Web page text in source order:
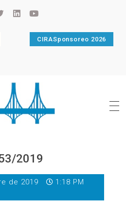
CIRASponsoreo 2026
2019
de 2019
1:18 PM